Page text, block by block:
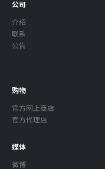
公司
介绍
联系
公告
购物
官方网上商店
官方代理店
媒体
微博